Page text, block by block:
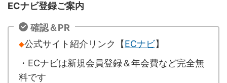
ECナビ登録ご案内
確認＆PR
◆公式サイト紹介リンク【ECナビ】
・ECナビは新規会員登録＆年会費など完全無
料です